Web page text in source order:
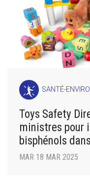
SANTÉ-
Toys Safety
ministres pour
bisphénols
MAR 18 MAR 2025